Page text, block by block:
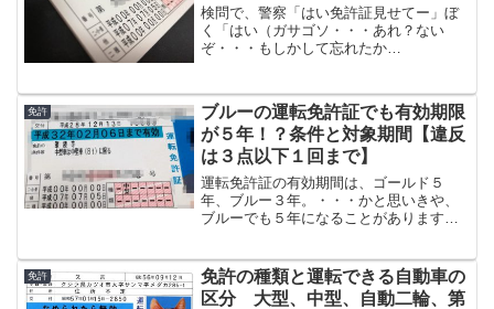
検問で、警察「はい免許証見せてー」ぼ
く「はい（ガサゴソ・・・あれ？ない
ぞ・・・もしかして忘れたか
証をうっかり家に忘れてしまった。もし
免許証がなかったら、免許証不携帯と
い...
免許
ブルーの運転免許証でも有効期限
が５年！？条件と対象期間【違反
は３点以下１回まで】
運転免許証の有効期間は、ゴールド５
年、ブルー３年。・・・かと思いきや、
ブルーでも５年になることがあります。
反（３点以下）が１回これだけです。軽
微な違反とは違反点数が３点...
免許
免許の種類と運転できる自動車の
区分 大型、中型、自動二輪、第